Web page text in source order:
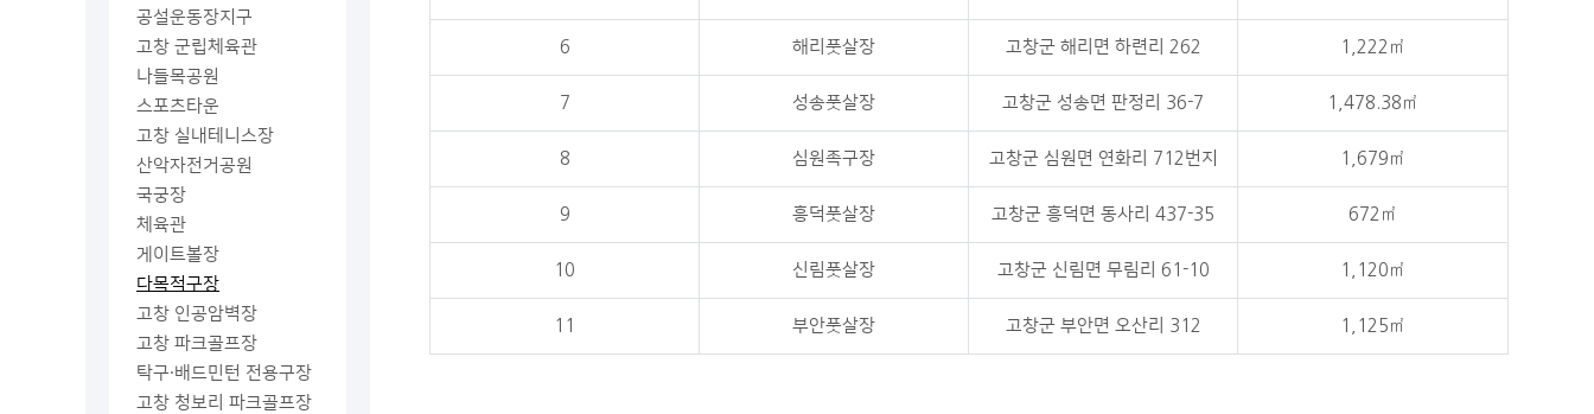
공설운동장지구
고창 군립체육관
나들목공원
스포츠타운
고창 실내테니스장
산악자전거공원
국궁장
체육관
게이트볼장
다목적구장
고창 인공암벽장
고창 파크골프장
탁구·배드민턴 전용구장
고창 청보리 파크골프장
6 해리풋살장 고창군 해리면 하련리 262 1,222㎡
7 성송풋살장 고창군 성송면 판정리 36-7 1,478.38㎡
8 심원족구장 고창군 심원면 연화리 712번지 1,679㎡
9 흥덕풋살장 고창군 흥덕면 동사리 437-35 672㎡
10 신림풋살장 고창군 신림면 무림리 61-10 1,120㎡
11 부안풋살장 고창군 부안면 오산리 312 1,125㎡